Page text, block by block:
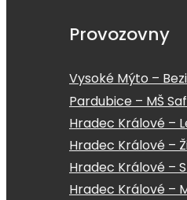
Provozovny
Vysoké Mýto –
Pardubice – MŠ
Hradec Králové –
Hradec Králové –
Hradec Králové –
Hradec Králové –